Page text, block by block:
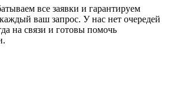
все заявки и гарантируем
ваш запрос. У нас нет очередей
на связи и готовы помочь